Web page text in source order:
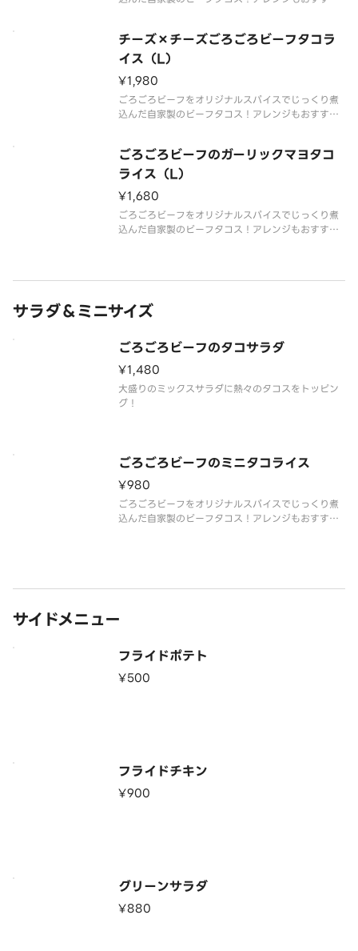
チーズ×チーズごろごろビーフタコラ
イス（L）
¥1,980
ごろごろビーフをオリジナルスパイスでじっくり煮
込んだ自家製のビーフタコス！アレンジもおすすめ
ごろごろビーフのガーリックマヨタコ
ライス（L）
¥1,680
ごろごろビーフをオリジナルスパイスでじっくり煮
込んだ自家製のビーフタコス！アレンジもおすすめ
サラダ＆ミニサイズ
ごろごろビーフのタコサラダ
¥1,480
大盛りのミックスサラダに熱々のタコスをトッピン
グ！
ごろごろビーフのミニタコライス
¥980
ごろごろビーフをオリジナルスパイスでじっくり煮
込んだ自家製のビーフタコス！アレンジもおすすめ
サイドメニュー
フライドポテト
¥500
フライドチキン
¥900
グリーンサラダ
¥880